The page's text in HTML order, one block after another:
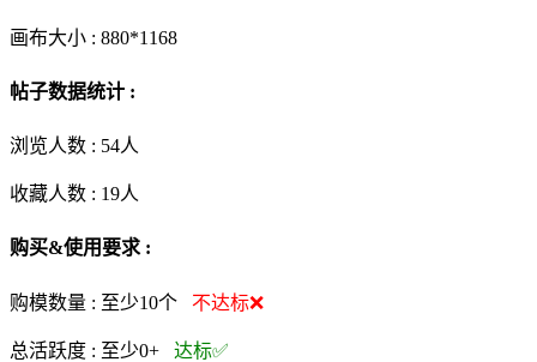
画布大小 : 880*1168
帖子数据统计 :
浏览人数 : 54人
收藏人数 : 19人
购买&使用要求 :
购模数量 : 至少10个 不达标❌
总活跃度 : 至少0+ 达标✅